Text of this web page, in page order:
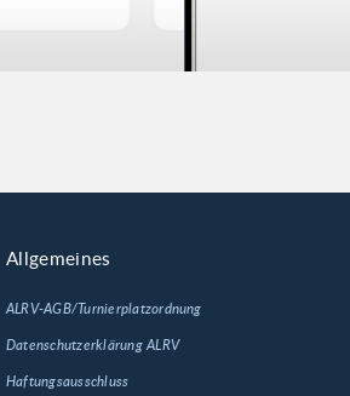
Allgemeines
ALRV-AGB/Turnierplatzordnung
Datenschutzerklärung ALRV
Haftungsausschluss